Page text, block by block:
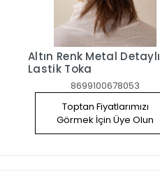
Altın Renk Metal Detaylı
Lastik Toka
8699100678053
Toptan Fiyatlarımızı
Görmek İçin Üye Olun